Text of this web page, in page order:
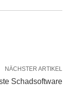
NÄCHSTER ARTIKEL
Schadsoftware